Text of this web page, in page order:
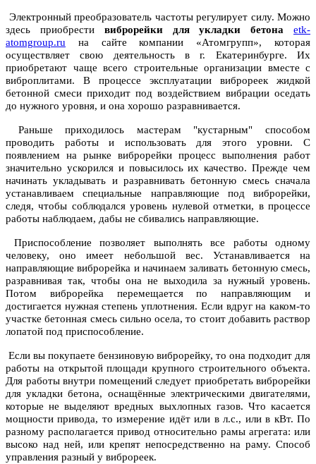
Электронный преобразователь частоты регулирует силу. Можно
здесь приобрести виброрейки для укладки бетона
etk-
atomgroup.ru на сайте компании «Атомгрупп», которая
осуществляет свою деятельность в г. Екатеринбурге. Их
приобретают чаще всего строительные организации вместе с
виброплитами. В процессе эксплуатации виброреек жидкой
бетонной смеси приходит под воздействием вибрации оседать
до нужного уровня, и она хорошо разравнивается.
Раньше приходилось мастерам "кустарным" способом
проводить работы и использовать для этого уровни. С
появлением на рынке виброрейки процесс выполнения работ
значительно ускорился и повысилось их качество. Прежде чем
начинать укладывать и разравнивать бетонную смесь сначала
устанавливаем специальные направляющие под виброрейки,
следя, чтобы соблюдался уровень нулевой отметки, в процессе
работы наблюдаем, дабы не сбивались направляющие.
Приспособление позволяет выполнять все работы одному
человеку, оно имеет небольшой вес. Устанавливается на
направляющие виброрейка и начинаем заливать бетонную смесь,
разравнивая так, чтобы она не выходила за нужный уровень.
Потом виброрейка перемещается по направляющим и
достигается нужная степень уплотнения. Если вдруг на каком-то
участке бетонная смесь сильно осела, то стоит добавить раствор
лопатой под приспособление.
Если вы покупаете бензиновую виброрейку, то она подходит для
работы на открытой площади крупного строительного объекта.
Для работы внутри помещений следует приобретать виброрейки
для укладки бетона, оснащённые электрическими двигателями,
которые не выделяют вредных выхлопных газов. Что касается
мощности привода, то измерение идёт или в л.с., или в кВт. По
разному располагается привод относительно рамы агрегата: или
высоко над ней, или крепят непосредственно на раму. Способ
управления разный у виброреек.